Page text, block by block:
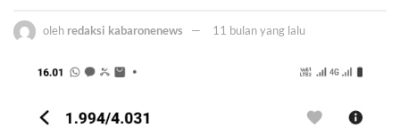
oleh redaksi kabaronenews 11 bulan yang lalu